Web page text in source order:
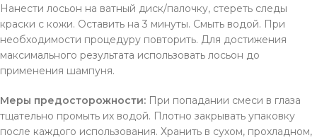
Нанести лосьон на ватный диск/палочку, стереть следы
краски с кожи. Оставить на 3 минуты. Смыть водой. При
необходимости процедуру повторить. Для достижения
максимального результата использовать лосьон до
применения шампуня.
Меры предосторожности: При попадании смеси в глаза
тщательно промыть их водой. Плотно закрывать упаковку
после каждого использования. Хранить в сухом, прохладном,